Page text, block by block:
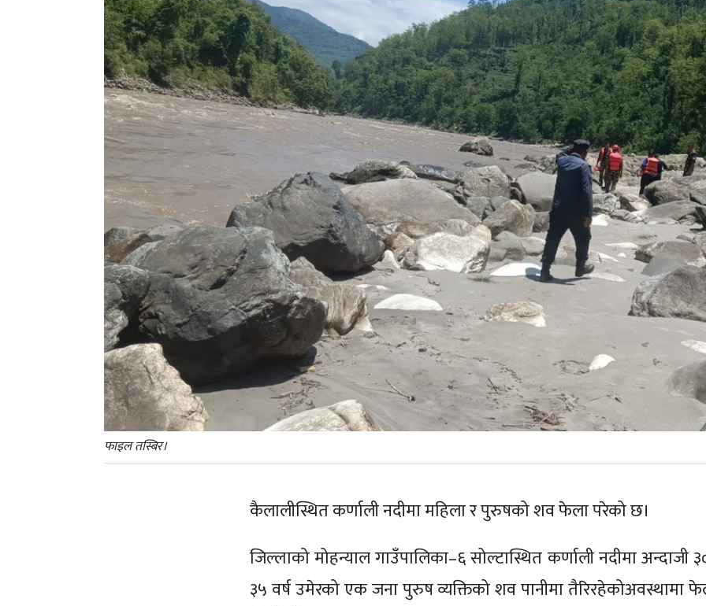
फाइल तस्बिर।
कैलालीस्थित कर्णाली नदीमा महिला र पुरुषको शव फेला परेको छ।
जिल्लाको मोहन्याल गाउँपालिका–६ सोल्टास्थित कर्णाली नदीमा अन्दाजी
३५ वर्ष उमेरको एक जना पुरुष व्यक्तिको शव पानीमा तैरिरहेकोअवस्थामा